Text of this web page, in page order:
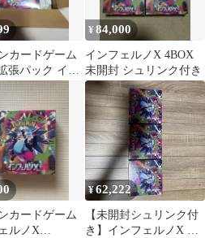
カードゲーム
張パック イン
X BOX シュ
き
¥84,000
インフェルノX 4BOX
未開封 シュリンク付き
カードゲーム
ルノX
¥62,222
【未開封シュリンク付
き】インフェルノX 計